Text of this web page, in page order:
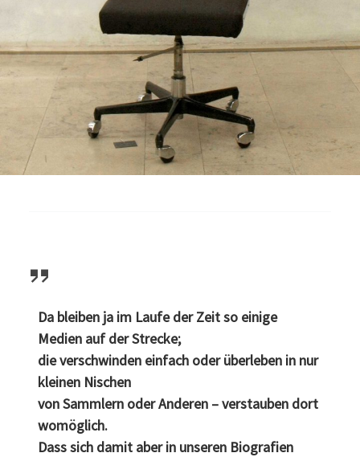
Da bleiben ja im Laufe der Zeit so einige
Medien auf der Strecke;
die verschwinden einfach oder überleben in nur
kleinen Nischen
von Sammlern oder Anderen – verstauben dort
womöglich.
Dass sich damit aber in unseren Biografien